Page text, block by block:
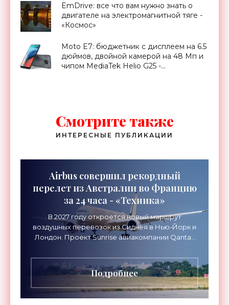
EmDrive: все что вам нужно знать о
двигателе на электромагнитной тяге -
«Космос»
Moto E7: бюджетник с дисплеем на 6.5
дюймов, двойной камерой на 48 Мп и
чипом MediaTek Helio G25 -
Смотрите также
ИНТЕРЕСНЫЕ ПУБЛИКАЦИИ
Airbus совершил рекордный
перелет из Австралии во Францию
за 24 часа - «Техника»
В 2027 году откроется новый маршрут
воздушных перевозок из Сиднея в Нью-Йорк и
Лондон. Проект Sunrise авиакомпании Qantas
длительностью до 24
Подробнее